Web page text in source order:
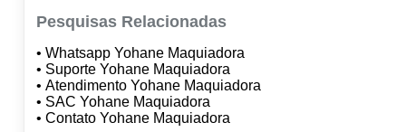
Pesquisas Relacionadas
• Whatsapp Yohane Maquiadora
• Suporte Yohane Maquiadora
• Atendimento Yohane Maquiadora
• SAC Yohane Maquiadora
• Contato Yohane Maquiadora